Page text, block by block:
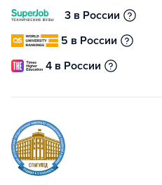
3 в России
5 в России
4 в России